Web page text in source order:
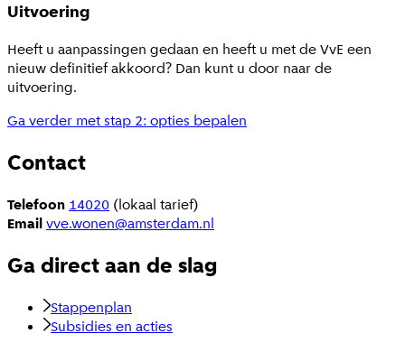
Uitvoering
Heeft u aanpassingen gedaan en heeft u met de VvE een
nieuw definitief akkoord? Dan kunt u door naar de
uitvoering.
Ga verder met stap 2: opties bepalen
Contact
Telefoon 14020 (lokaal tarief)
Emailvve.wonen@amsterdam.nl
Ga direct aan de slag
Stappenplan
Subsidies en acties